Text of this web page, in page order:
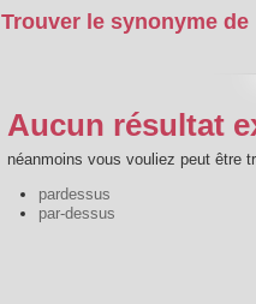
Trouver le synonyme de
Aucun résultat
néanmoins vous vouliez peut être
pardessus
par-dessus